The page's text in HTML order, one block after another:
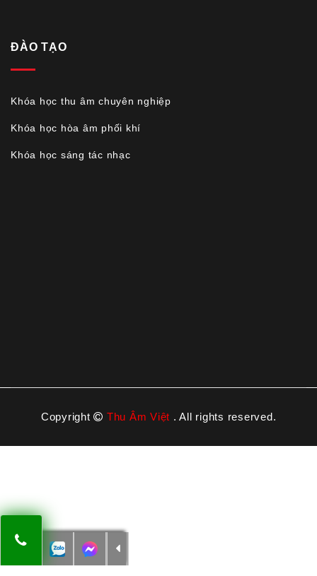
ĐÀO TẠO
Khóa học thu âm chuyên nghiệp
Khóa học hòa âm phối khí
Khóa học sáng tác nhạc
Copyright Thu Âm Việt . All rights reserved.